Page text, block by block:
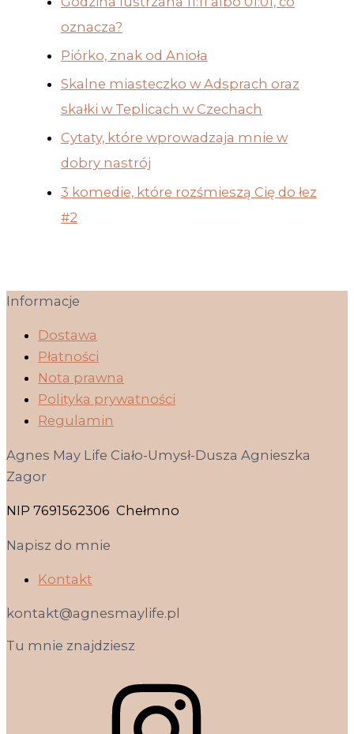
oznacza?
Piórko, znak od Anioła
Skalne miasteczko w Adsprach oraz
skałki w Teplicach w Czechach
Cytaty, które wprowadzaja mnie w
dobry nastrój
3 komedie, które rozśmieszą Cię do łez
#2
Informacje
Dostawa
Płatności
Nota prawna
Polityka prywatności
Regulamin
Agnes May Life Ciało-Umysł-Dusza Agnieszka
Zagor
NIP 7691562306 Chełmno
Napisz do mnie
Kontakt
kontakt@agnesmaylife.pl
Tu mnie znajdziesz